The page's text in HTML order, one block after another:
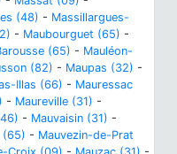
(48) - Massillargues-
- Maubourguet (65) -
(65) - Mauléon-
(82) - Maupas (32) -
Illas (66) - Mauressac
- Maureville (31) -
- Mauvaisin (31) -
(65) - Mauvezin-de-Prat